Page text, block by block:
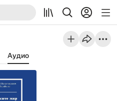
Аудио